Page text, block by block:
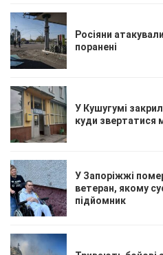
Росіяни
поранені
У Кушугумі
куди звертатися
У Запоріжжі
ветеран, якому
підйомник